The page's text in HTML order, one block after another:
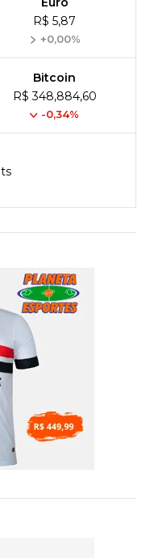
R$ 5,87
+0,00%
Bitcoin
R$ 348,884,60
-0,34%